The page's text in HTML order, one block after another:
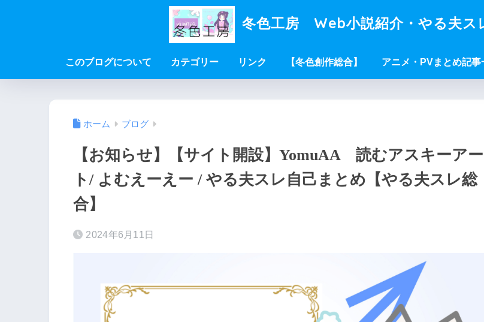
冬色工房 Web小説紹介・やる夫ス
このブログについて カテゴリー リンク 【冬色創作総合】 アニメ・PVまとめ記事
ホーム ブログ
【お知らせ】【サイト開設】YomuAA 読むアスキーアー
ト/ よむえーえー / やる夫スレ自己まとめ【やる夫スレ総
合】
2024年6月11日